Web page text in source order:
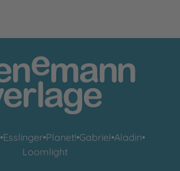
•Esslinger•Planet!•Gabriel•Aladin•
Loomlight